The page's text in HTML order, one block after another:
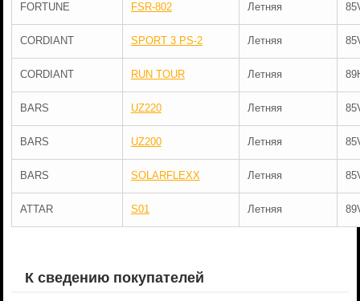
FORTUNE FSR-802 Летняя
CORDIANT SPORT 3 PS-2 Летняя
CORDIANT RUN TOUR Летняя
BARS UZ220 Летняя
BARS UZ200 Летняя
BARS SOLARFLEXX Летняя
ATTAR S01 Летняя
К сведению покупателей